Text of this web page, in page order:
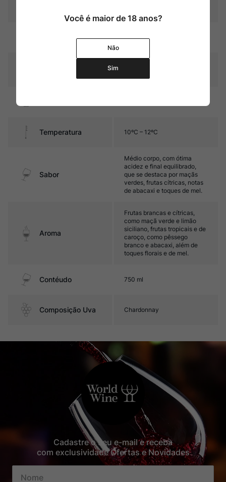
esverdeados
Temperatura 10ºC – 12ºC
Sabor
Médio corpo, com ótima
acidez e final equilibrado,
que se destaca por maçãs
verdes, frutas cítricas, notas
de abacaxi e toques de mel.
Aroma
Frutas brancas e cítricas,
como maçã verde e limão
siciliano, frutas tropicais e de
caroço, como pêssego
branco e abacaxi, além de
toques florais e de mel.
Contéudo 750 ml
Composição Uva Chardonnay
Cadastre o seu e-mail e receba
com exclusividade Ofertas e Novidades
Você é maior de 18 anos?
Não
Sim